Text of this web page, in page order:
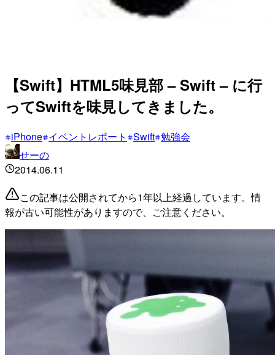
【Swift】HTML5味見部 – Swift – に行
ってSwiftを味見してきました。
iPhone イベントレポート Swift 勉強会
せーの
2014.06.11
この記事は公開されてから1年以上経過しています。情
報が古い可能性がありますので、ご注意ください。